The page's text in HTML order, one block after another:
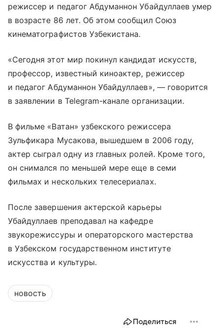
режиссер и педагог Абдуманнон Убайдуллаев умер
в возрасте 86 лет. Об этом сообщил Союз
кинематографистов Узбекистана.
«Сегодня этот мир покинул кандидат искусств,
профессор, известный киноактер, режиссер
и педагог Абдуманнон Убайдуллаев», — говорится
в заявлении в Telegram-канале организации.
В фильме «Ватан» узбекского режиссера
Зульфикара Мусакова, вышедшем в 2006 году,
актер сыграл одну из главных ролей. Кроме того,
он снимался по меньшей мере еще в семи
фильмах и нескольких телесериалах.
После завершения актерской карьеры
Убайдуллаев преподавал на кафедре
звукорежиссуры и операторского мастерства
в Узбекском государственном институте
искусства и культуры.
новость
Поделиться